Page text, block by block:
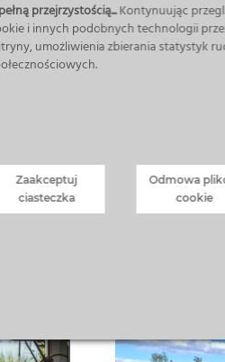
przejrzystością...Kontynuując
i innych podobnych technologii
umożliwienia zbierania statystyk
Zaakceptuj
ciasteczka
Odmowa
cookie